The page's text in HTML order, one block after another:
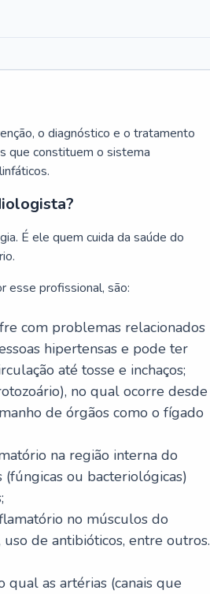
o diagnóstico e o tratamento
que constituem o sistema
É ele quem cuida da saúde do
esse profissional, são:
com problemas relacionados
hipertensas e pode ter
até tosse e inchaços;
no qual ocorre desde
de órgãos como o fígado
na região interna do
(fúngicas ou bacteriológicas)
no músculos do
de antibióticos, entre outros.
qual as artérias (canais que